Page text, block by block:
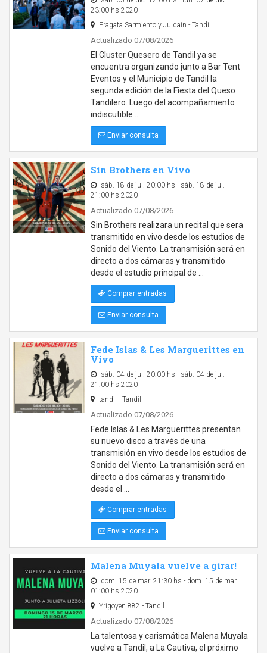
23:00 hs 2020
Fragata Sarmiento y Juldain - Tandil
Actualizado 07/08/2026
El Cluster Quesero de Tandil ya se
encuentra organizando junto a Bar Tent
Eventos y el Municipio de Tandil la
segunda edición de la Fiesta del Queso
Tandilero. Luego del acompañamiento
indiscutible …
Enviar consulta
Sin Brothers en Vivo
sáb. 18 de jul. 20:00 hs - sáb. 18 de jul.
21:00 hs 2020
Actualizado 07/08/2026
Sin Brothers realizara un recital que sera
transmitido en vivo desde los estudios de
Sonido del Viento. La transmisión será en
directo a dos cámaras y transmitido
desde el estudio principal de …
Comprar entradas
Enviar consulta
Fede Islas & Les Marguerittes en
Vivo
sáb. 04 de jul. 20:00 hs - sáb. 04 de jul.
21:00 hs 2020
tandil - Tandil
Actualizado 07/08/2026
Fede Islas & Les Marguerittes presentan
su nuevo disco a través de una
transmisión en vivo desde los estudios de
Sonido del Viento. La transmisión será en
directo a dos cámaras y transmitido
desde el …
Comprar entradas
Enviar consulta
Malena Muyala vuelve a girar!
dom. 15 de mar. 21:30 hs - dom. 15 de mar.
01:00 hs 2020
Yrigoyen 882 - Tandil
Actualizado 07/08/2026
La talentosa y carismática Malena Muyala
vuelve a Tandil, a La Cautiva, el próximo